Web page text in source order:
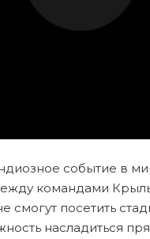
событие в
командами
смогут посетить
насладиться